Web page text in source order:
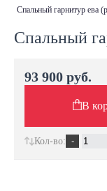
спальный гарнитур ева
Спальный
93 900 руб.
В
Кол-во: